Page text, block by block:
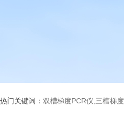
热门关键词： 双槽梯度PCR仪,三槽梯